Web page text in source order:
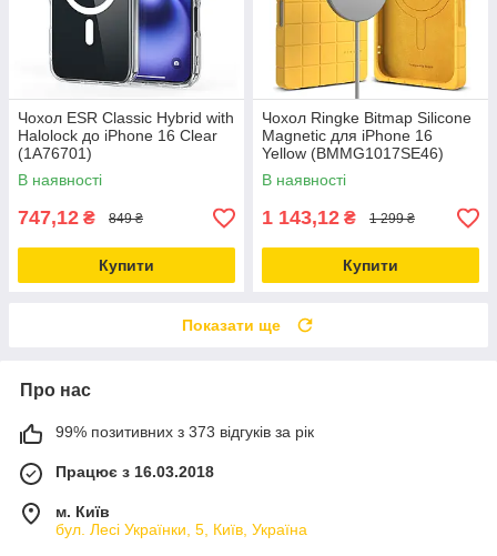
Чохол ESR Classic Hybrid with
Halolock до iPhone 16 Clear
(1A76701)
В наявності
747,12 ₴ 849 ₴
Купити
Чохол Ringke Bitmap Silicone
Magnetic для iPhone 16
Yellow (BMMG1017SE46)
В наявності
1 143,12 ₴ 1 299 ₴
Купити
Показати ще
Про нас
99% позитивних з 373 відгуків за рік
Працює з 16.03.2018
м. Київ
бул. Лесі Українки, 5, Київ, Україна